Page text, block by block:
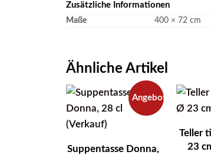
Zusätzliche Informationen
Maße 400 × 72 cm
Ähnliche Artikel
Angebot!
Suppentasse Donna,
Teller
23